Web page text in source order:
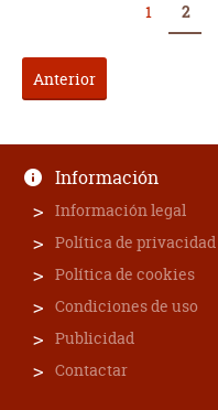
Anterior
1 2
Información
Información legal
Política de privacidad
Política de cookies
Condiciones de uso
Publicidad
Contactar